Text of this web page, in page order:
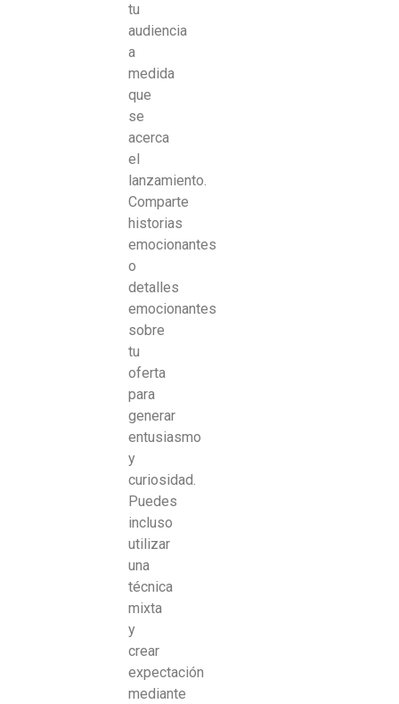
tu
audiencia
a
medida
que
se
acerca
el
lanzamiento.
Comparte
historias
emocionantes
o
detalles
emocionantes
sobre
tu
oferta
para
generar
entusiasmo
y
curiosidad.
Puedes
incluso
utilizar
una
técnica
mixta
y
crear
expectación
mediante